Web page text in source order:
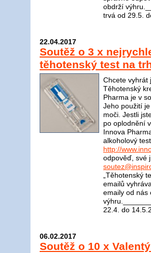
obdrží
trvá od 29.5.
22.04.2017
Soutěž o 3 x
těhotenský test na
Chcete vyhrát
Těhotenský
Pharma je v
Jeho použití
moči. Jestli
po oplodnění
Innova
alkoholový
http://
odpověď, své
„Těhotenský
emailů
emaily od nás
22.4. do
06.02.2017
Soutěž o 10 x